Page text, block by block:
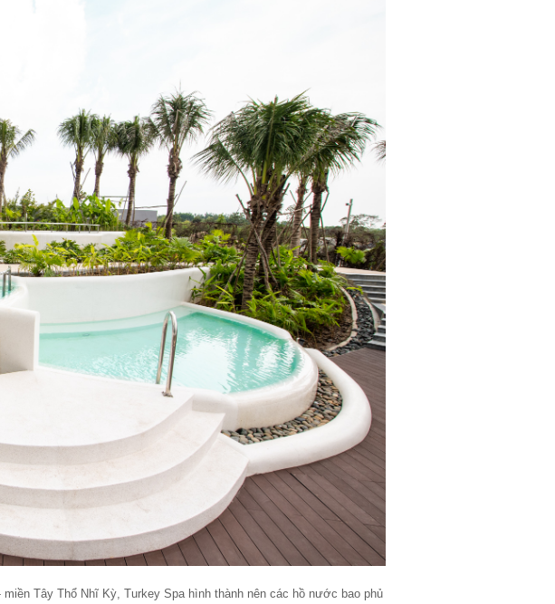
Tây Thổ Nhĩ Kỳ, Turkey Spa hình thành nên các hồ nước bao phủ